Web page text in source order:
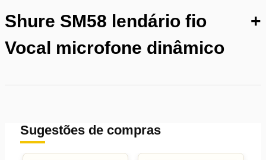
Shure SM58 lendário fio
Vocal microfone dinâmico
+
Sugestões de compras